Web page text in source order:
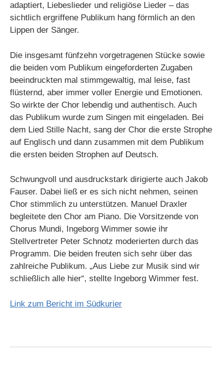
adaptiert, Liebeslieder und religiöse Lieder – das
sichtlich ergriffene Publikum hang förmlich an den
Lippen der Sänger.
Die insgesamt fünfzehn vorgetragenen Stücke sowie
die beiden vom Publikum eingeforderten Zugaben
beeindruckten mal stimmgewaltig, mal leise, fast
flüsternd, aber immer voller Energie und Emotionen.
So wirkte der Chor lebendig und authentisch. Auch
das Publikum wurde zum Singen mit eingeladen. Bei
dem Lied Stille Nacht, sang der Chor die erste Strophe
auf Englisch und dann zusammen mit dem Publikum
die ersten beiden Strophen auf Deutsch.
Schwungvoll und ausdruckstark dirigierte auch Jakob
Fauser. Dabei ließ er es sich nicht nehmen, seinen
Chor stimmlich zu unterstützen. Manuel Draxler
begleitete den Chor am Piano. Die Vorsitzende von
Chorus Mundi, Ingeborg Wimmer sowie ihr
Stellvertreter Peter Schnotz moderierten durch das
Programm. Die beiden freuten sich sehr über das
zahlreiche Publikum. „Aus Liebe zur Musik sind wir
schließlich alle hier“, stellte Ingeborg Wimmer fest.
Link zum Bericht im Südkurier